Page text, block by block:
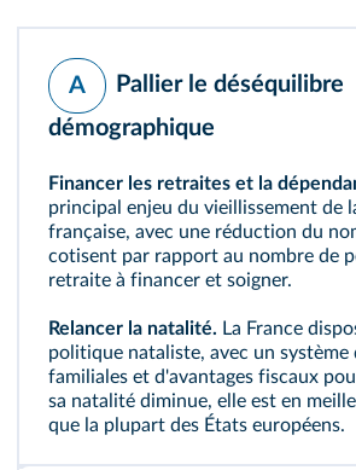
A
Pallier le déséquilibre
démographique
Financer les retraites et la
principal enjeu du vieillissement de
française, avec une réduction du
cotisent par rapport au nombre de
retraite à financer et soigner.
Relancer la natalité. La France
politique nataliste, avec un système
familiales et d'avantages fiscaux
sa natalité diminue, elle est en
que la plupart des États européens.